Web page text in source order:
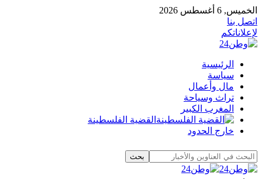
الخميس, 6 أغسطس 2026
اتصل بنا
لإعلاناتكم
الرئيسية
سياسة
مال وأعمال
تراث وسياحة
المغرب الكبير
القضية الفلسطينة
خارج الحدود